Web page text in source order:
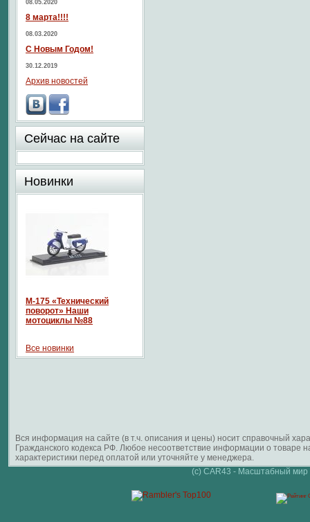
08.05.2020
8 марта!!!!
08.03.2020
С Новым Годом!
30.12.2019
Архив новостей
Сейчас на сайте
Новинки
М-175 «Технический
поворот» Наши
мотоциклы №88
Все новинки
Вся информация на сайте (в т.ч. описания и цены) носит справочный
Гражданского кодекса РФ. Любое несоответствие информации о
характеристики перед оплатой или уточняйте у менеджера.
(c) CAR43 - Масштабный мир